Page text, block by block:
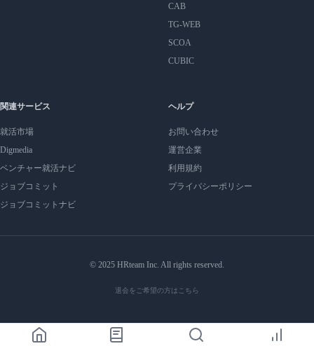
CAB
TG-WEB
SCOA
CUBIC
関連サービス
就活市場
Digmedia
ベンチャー就活ナビ
ジョブコミット
ジョブコミットナビ
ヘルプ
お問い合わせ
運営企業
利用規約
プライバシーポリシー
© 2025 HRteam Inc. All rights reserved.
退会をご希望の方はこちら